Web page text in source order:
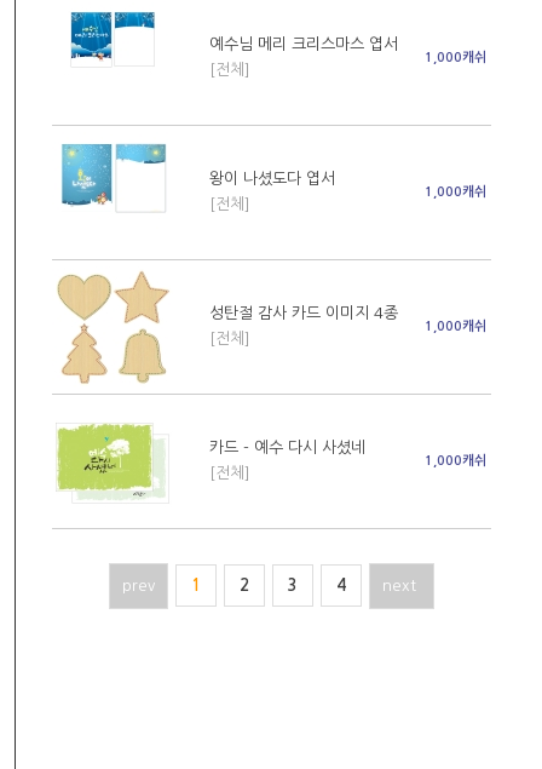
예수님 메리 크리스마스 엽서
[전체]
1,000캐쉬
왕이 나셨도다 엽서
[전체]
1,000캐쉬
성탄절 감사 카드 이미지 4종
[전체]
1,000캐쉬
카드 - 예수 다시 사셨네
[전체]
1,000캐쉬
prev 1 2 3 4 next